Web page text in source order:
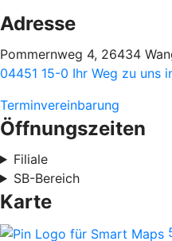
Adresse
Pommernweg 4, 26434
04451 15-0 Ihr Weg zu uns
Terminvereinbarung
Öffnungszeiten
Filiale
SB-Bereich
Karte